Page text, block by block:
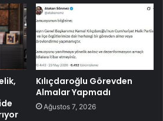
Kılıçdaroğlu Görevden
Almalar Yapmadı
Ağustos 7, 2026